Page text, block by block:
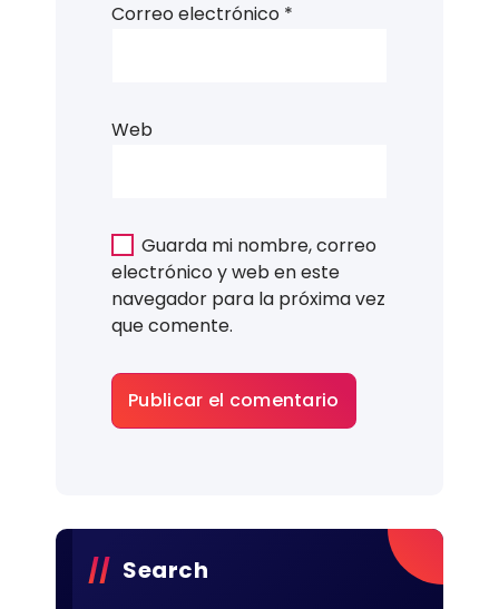
Correo electrónico *
Web
Guarda mi nombre, correo
electrónico y web en este
navegador para la próxima vez
que comente.
Search